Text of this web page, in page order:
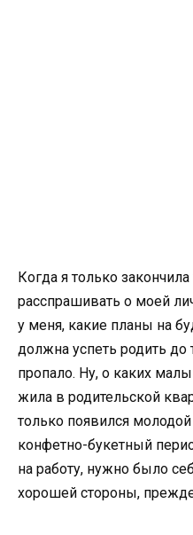
Когда я только
расспрашивать о моей
у меня, какие планы на
должна успеть родить до
пропало. Ну, о каких
жила в родительской
только появился
конфетно-букетный
на работу, нужно было
хорошей стороны,